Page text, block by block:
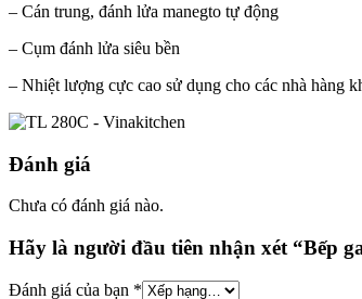
– Cán trung, đánh lửa manegto tự động
– Cụm đánh lửa siêu bền
– Nhiệt lượng cực cao sử dụng cho các nhà hàng
Đánh giá
Chưa có đánh giá nào.
Hãy là người đầu tiên nhận xét “Bếp
Đánh giá của bạn *